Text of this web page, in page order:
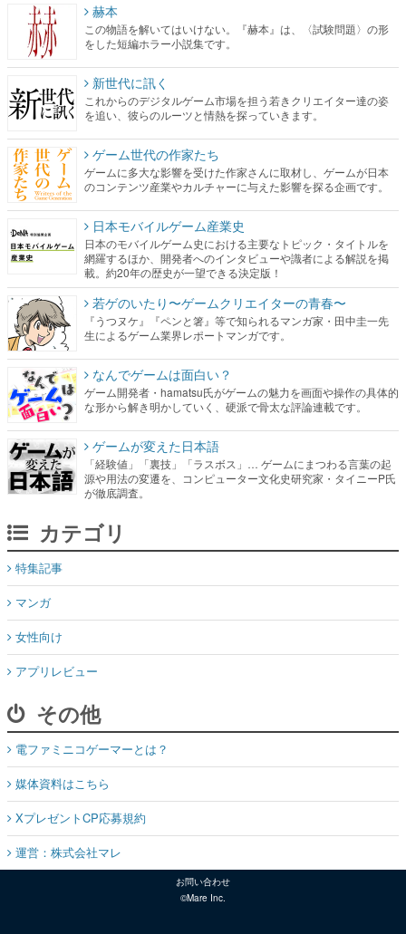
赫本
この物語を解いてはいけない。『赫本』は、〈試験問題〉の形
をした短編ホラー小説集です。
新世代に訊く
これからのデジタルゲーム市場を担う若きクリエイター達の姿
を追い、彼らのルーツと情熱を探っていきます。
ゲーム世代の作家たち
ゲームに多大な影響を受けた作家さんに取材し、ゲームが日本
のコンテンツ産業やカルチャーに与えた影響を探る企画です。
日本モバイルゲーム産業史
日本のモバイルゲーム史における主要なトピック・タイトルを
網羅するほか、開発者へのインタビューや識者による解説を掲
載。約20年の歴史が一望できる決定版！
若ゲのいたり〜ゲームクリエイターの青春〜
『うつヌケ』『ペンと箸』等で知られるマンガ家・田中圭一先
生によるゲーム業界レポートマンガです。
なんでゲームは面白い？
ゲーム開発者・hamatsu氏がゲームの魅力を画面や操作の具体的
な形から解き明かしていく、硬派で骨太な評論連載です。
ゲームが変えた日本語
「経験値」「裏技」「ラスボス」… ゲームにまつわる言葉の起
源や用法の変遷を、コンピューター文化史研究家・タイニーP氏
が徹底調査。
カテゴリ
特集記事
マンガ
女性向け
アプリレビュー
その他
電ファミニコゲーマーとは？
媒体資料はこちら
XプレゼントCP応募規約
運営：株式会社マレ
お問い合わせ
©Mare Inc.